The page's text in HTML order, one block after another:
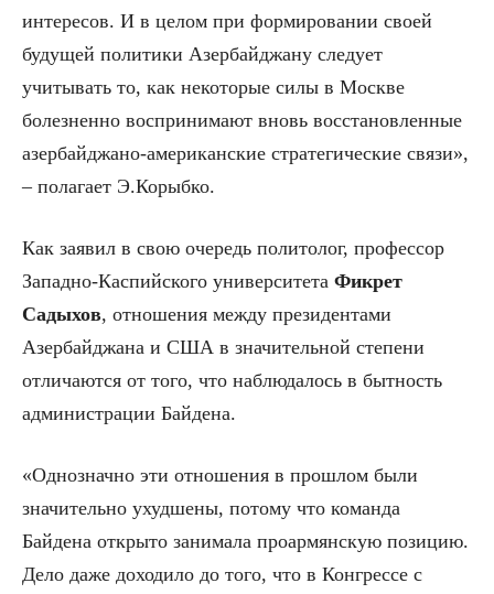
интересов. И в целом при формировании своей
будущей политики Азербайджану следует
учитывать то, как некоторые силы в Москве
болезненно воспринимают вновь восстановленные
азербайджано-американские стратегические связи»,
– полагает Э.Корыбко.
Как заявил в свою очередь политолог, профессор
Западно-Каспийского университета Фикрет
Садыхов, отношения между президентами
Азербайджана и США в значительной степени
отличаются от того, что наблюдалось в бытность
администрации Байдена.
«Однозначно эти отношения в прошлом были
значительно ухудшены, потому что команда
Байдена открыто занимала проармянскую позицию.
Дело даже доходило до того, что в Конгрессе с